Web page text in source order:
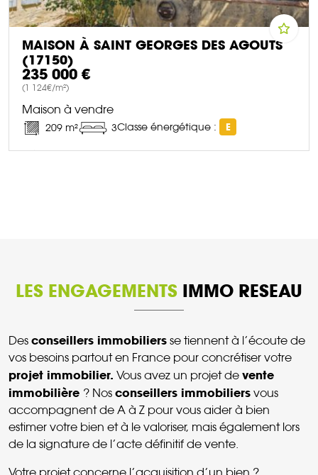
MAISON À SAINT GEORGES DES AGOUTS
(17150)
235 000 €
(1 124€/m²)
Maison à vendre
209 m² 3Classe énergétique : E
LES ENGAGEMENTS IMMO RESEAU
Des conseillers immobiliers se tiennent à l’écoute de
vos besoins partout en France pour concrétiser votre
projet immobilier. Vous avez un projet de vente
immobilière ? Nos conseillers immobiliers vous
accompagnent de A à Z pour vous aider à bien
estimer votre bien et à le valoriser, mais également lors
de la signature de l’acte définitif de vente.